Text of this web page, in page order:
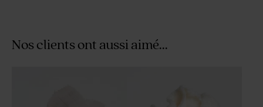
Nos clients ont aussi aimé...